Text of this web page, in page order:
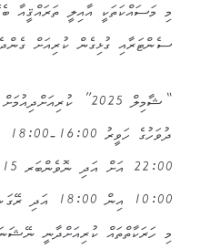
މި މަސައްކަތަކީ އާއިލީ
ސެންޓަރާއި ގުޅިގެން ކުރިއަށް
މި ހަރަކާތްތައް ކުރިއަށްދާނީ